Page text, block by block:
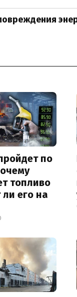
по
топливо
ли его на